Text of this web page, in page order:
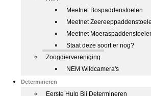
Meetnet Bospaddenstoelen
Meetnet
Meetnet
Staat deze soort er nog?
Zoogdiervereniging
NEM Wildcamera's
Determineren
Eerste Hulp Bij Determineren